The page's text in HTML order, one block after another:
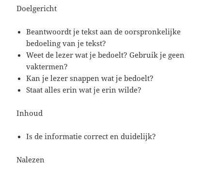
Doelgericht
Beantwoordt je tekst aan de oorspronkelijke
bedoeling van je tekst?
Weet de lezer wat je bedoelt? Gebruik je geen
vaktermen?
Kan je lezer snappen wat je bedoelt?
Staat alles erin wat je erin wilde?
Inhoud
Is de informatie correct en duidelijk?
Nalezen